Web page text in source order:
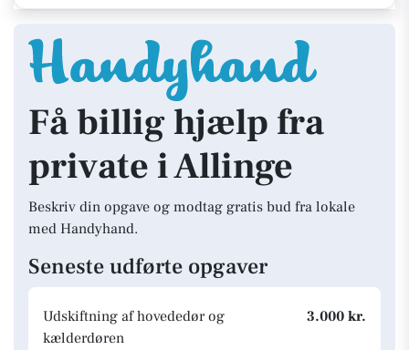
Få billig hjælp fra
private i Allinge
Beskriv din opgave og modtag gratis bud fra lokale
med Handyhand.
Seneste udførte opgaver
Udskiftning af hovededør og
kælderdøren
3.000 kr.